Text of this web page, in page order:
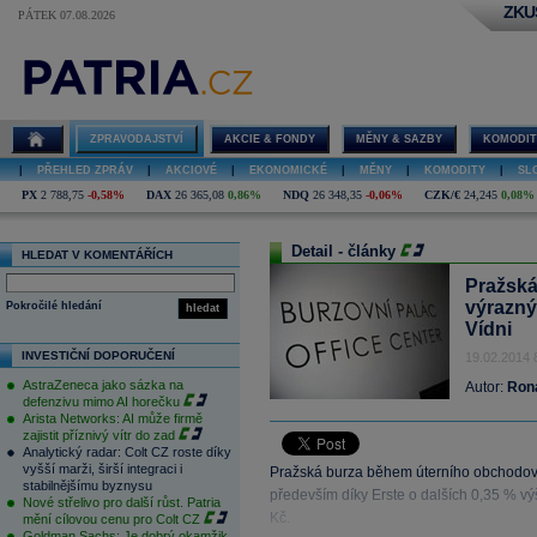
PÁTEK 07.08.2026
ZPRAVODAJSTVÍ AKCIE & FONDY MĚNY & SAZBY
PŘEHLED ZPRÁV AKCIOVÉ EKONOMICKÉ MĚNY KOMODITY
PX 2 788,75 -0,58% DAX 26 365,08 0,86% NDQ 26 348,35 -0,06% CZK/€ 24,245 0,08%
HLEDAT V KOMENTÁŘÍCH
hledat
Pokročilé hledání
INVESTIČNÍ DOPORUČENÍ
AstraZeneca jako sázka na
defenzivu mimo AI horečku
Arista Networks: AI může firmě
zajistit příznivý vítr do zad
Analytický radar: Colt CZ roste díky
vyšší marži, širší integraci i
stabilnějšímu byznysu
Nové střelivo pro další růst. Patria
mění cílovou cenu pro Colt CZ
Detail - články
Vídni
19.02.2014
Autor:
Pražská burza během úterního
především díky Erste o dalších 0,35 %
Kč.